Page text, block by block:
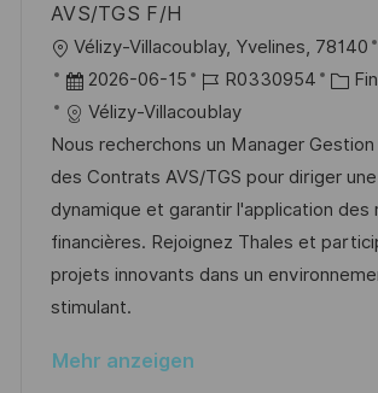
h
u
n
g
f
f
h
AVS/TGS F/H
O
r
t
Vélizy-Villacoublay, Yvelines, 78140
D
a
t
u
m
d
e
r
e
2026-06-15
J
o
b
-
I
D
R0330954
K
t
e
g
o
r
Vélizy-Villacoublay
Nous recherchons un Manager Gestion
des Contrats AVS/TGS pour diriger
dynamique et garantir l'application des
financières. Rejoignez Thales et
projets innovants dans un
stimulant.
Mehr anzeigen